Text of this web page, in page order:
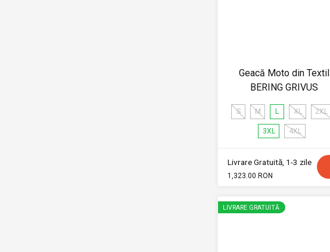
Geacă Moto din Textil
BERING GRIVUS
S M L XL 2XL
3XL 4XL
Livrare Gratuită, 1-3 zile
1,323.00 RON
LIVRARE GRATUITĂ